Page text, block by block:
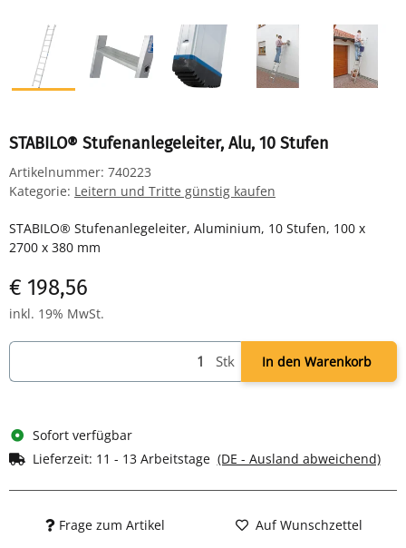
STABILO® Stufenanlegeleiter, Alu, 10 Stufen
Artikelnummer: 740223
Kategorie: Leitern und Tritte günstig kaufen
STABILO® Stufenanlegeleiter, Aluminium, 10 Stufen, 100 x
2700 x 380 mm
€ 198,56
inkl. 19% MwSt.
Stk In den Warenkorb
Sofort verfügbar
Lieferzeit: 11 - 13 Arbeitstage (DE - Ausland abweichend)
Frage zum Artikel Auf Wunschzettel